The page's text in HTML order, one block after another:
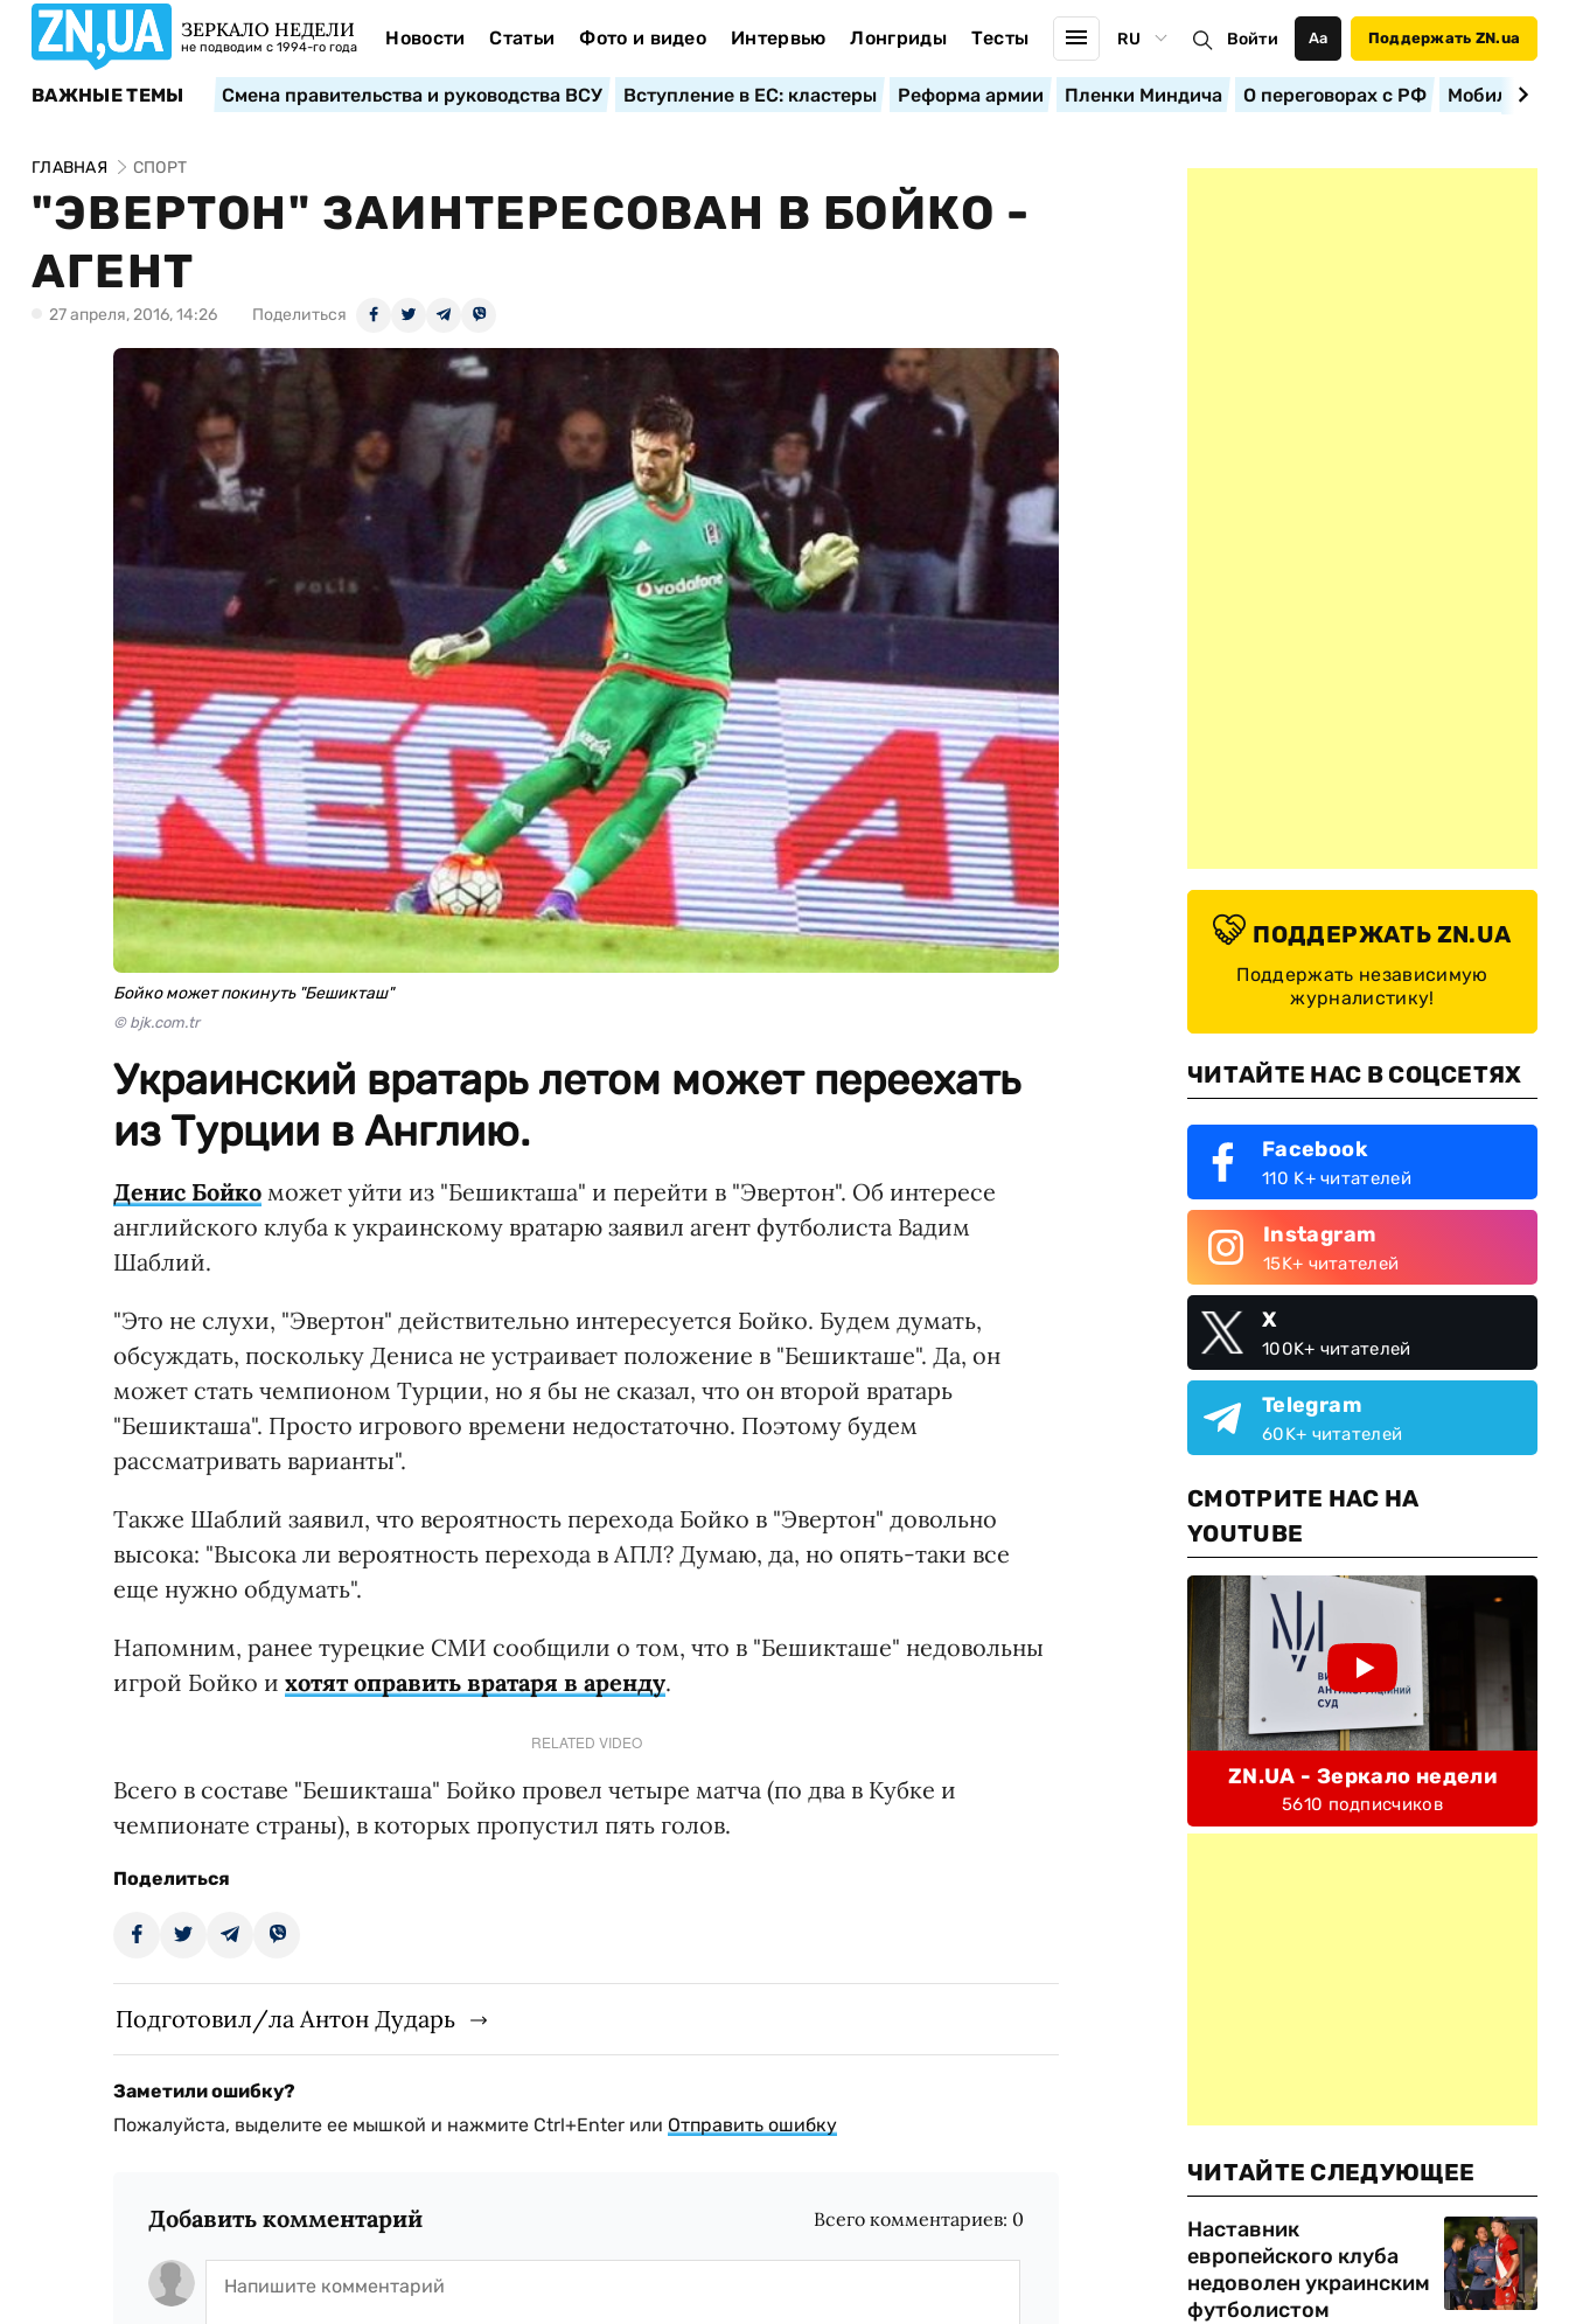
ЗЕРКАЛО НЕДЕЛИ
не подводим с 1994-го года Новости Статьи Фото и видео Интервью Лонгриды Тесты RU Войти Аа Поддержать ZN.ua
ВАЖНЫЕ ТЕМЫ Смена правительства и руководства ВСУ Вступление в ЕС: кластеры Реформа армии Пленки Миндича О переговорах с РФ
ГЛАВНАЯ СПОРТ
"ЭВЕРТОН" ЗАИНТЕРЕСОВАН В БОЙКО -
АГЕНТ
27 апреля, 2016, 14:26 Поделиться
Бойко может покинуть "Бешикташ"
© bjk.com.tr
Украинский вратарь летом может переехать
из Турции в Англию.
Денис Бойко может уйти из "Бешикташа" и перейти в "Эвертон". Об интересе
английского клуба к украинскому вратарю заявил агент футболиста Вадим
Шаблий.
"Это не слухи, "Эвертон" действительно интересуется Бойко. Будем думать,
обсуждать, поскольку Дениса не устраивает положение в "Бешикташе". Да, он
может стать чемпионом Турции, но я бы не сказал, что он второй вратарь
"Бешикташа". Просто игрового времени недостаточно. Поэтому будем
рассматривать варианты".
Также Шаблий заявил, что вероятность перехода Бойко в "Эвертон" довольно
высока: "Высока ли вероятность перехода в АПЛ? Думаю, да, но опять-таки все
еще нужно обдумать".
Напомним, ранее турецкие СМИ сообщили о том, что в "Бешикташе" недовольны
игрой Бойко и хотят оправить вратаря в аренду.
RELATED VIDEO
Всего в составе "Бешикташа" Бойко провел четыре матча (по два в Кубке и
чемпионате страны), в которых пропустил пять голов.
Поделиться
Подготовил/ла Антон Дударь
Заметили ошибку?
Пожалуйста, выделите ее мышкой и нажмите Ctrl+Enter или Отправить ошибку
Добавить комментарий Всего комментариев: 0
ПОДДЕРЖАТЬ ZN.UA
Поддержать независимую
журналистику!
ЧИТАЙТЕ НАС В СОЦСЕТЯХ
Facebook
110 K+ читателей
Instagram
15K+ читателей
X
100K+ читателей
Telegram
60K+ читателей
СМОТРИТЕ НАС НА
YOUTUBE
ZN.UA - Зеркало недели
5610 подписчиков
ЧИТАЙТЕ СЛЕДУЮЩЕЕ
Наставник
европейского клуба
недоволен украинским
футболистом